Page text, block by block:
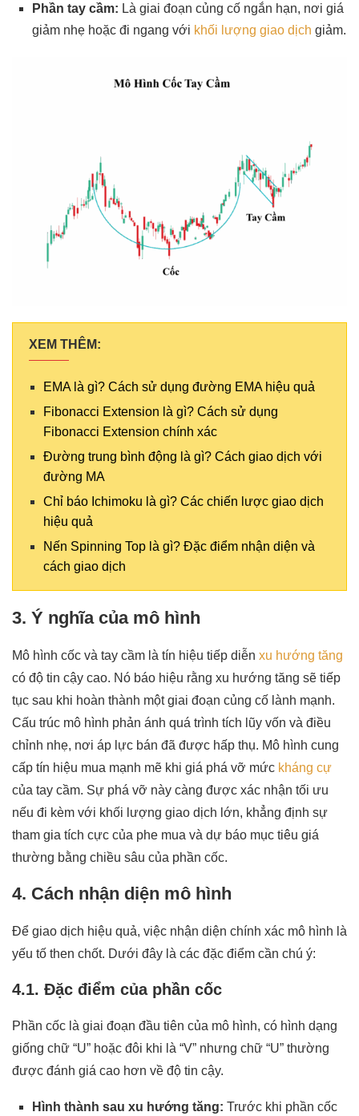
Phần tay cầm: Là giai đoạn củng cố ngắn hạn, nơi giá
giảm nhẹ hoặc đi ngang với khối lượng giao dịch giảm.
XEM THÊM:
EMA là gì? Cách sử dụng đường EMA hiệu quả
Fibonacci Extension là gì? Cách sử dụng
Fibonacci Extension chính xác
Đường trung bình động là gì? Cách giao dịch với
đường MA
Chỉ báo Ichimoku là gì? Các chiến lược giao dịch
hiệu quả
Nến Spinning Top là gì? Đặc điểm nhận diện và
cách giao dịch
3. Ý nghĩa của mô hình
Mô hình cốc và tay cầm là tín hiệu tiếp diễn xu hướng tăng
có độ tin cậy cao. Nó báo hiệu rằng xu hướng tăng sẽ tiếp
tục sau khi hoàn thành một giai đoạn củng cố lành mạnh.
Cấu trúc mô hình phản ánh quá trình tích lũy vốn và điều
chỉnh nhẹ, nơi áp lực bán đã được hấp thụ. Mô hình cung
cấp tín hiệu mua mạnh mẽ khi giá phá vỡ mức kháng cự
của tay cầm. Sự phá vỡ này càng được xác nhận tối ưu
nếu đi kèm với khối lượng giao dịch lớn, khẳng định sự
tham gia tích cực của phe mua và dự báo mục tiêu giá
thường bằng chiều sâu của phần cốc.
4. Cách nhận diện mô hình
Để giao dịch hiệu quả, việc nhận diện chính xác mô hình là
yếu tố then chốt. Dưới đây là các đặc điểm cần chú ý:
4.1. Đặc điểm của phần cốc
Phần cốc là giai đoạn đầu tiên của mô hình, có hình dạng
giống chữ “U” hoặc đôi khi là “V” nhưng chữ “U” thường
được đánh giá cao hơn về độ tin cậy.
Hình thành sau xu hướng tăng: Trước khi phần cốc